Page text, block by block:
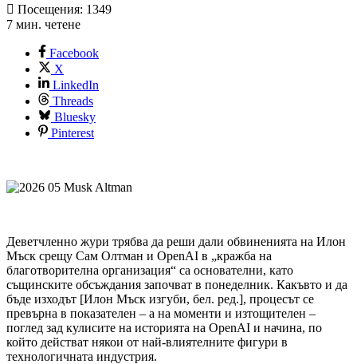
Посещения: 1349
7 мин. четене
Facebook
X
LinkedIn
Threads
Bluesky
Pinterest
Деветчленно жури трябва да реши дали обвиненията на Илон
Мъск срещу Сам Олтман и OpenAI в „кражба на
благотворителна организация“ са основателни, като
същинските обсъждания започват в понеделник. Какъвто и да
бъде изходът [Илон Мъск изгуби, бел. ред.], процесът се
превърна в показателен – а на моменти и изтощителен –
поглед зад кулисите на историята на OpenAI и начина, по
който действат някои от най-влиятелните фигури в
технологичната индустрия.